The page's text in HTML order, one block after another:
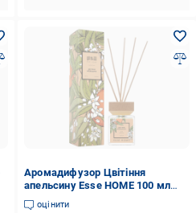
Аромадифузор Цвітіння
апельсину Esse HOME 100 мл
(HOME-OB)
оцінити